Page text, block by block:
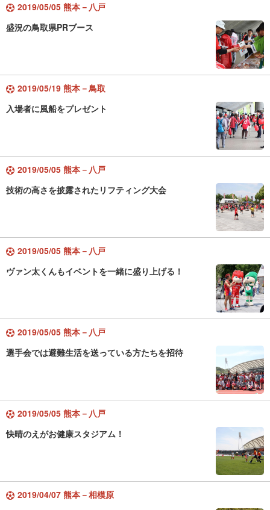
2019/05/05 熊本－八戸
盛況の鳥取県PRブース
2019/05/19 熊本－鳥取
入場者に風船をプレゼント
2019/05/05 熊本－八戸
技術の高さを披露されたリフティング大会
2019/05/05 熊本－八戸
ヴァン太くんもイベントを一緒に盛り上げる！
2019/05/05 熊本－八戸
選手会では避難生活を送っている方たちを招待
2019/05/05 熊本－八戸
快晴のえがお健康スタジアム！
2019/04/07 熊本－相模原